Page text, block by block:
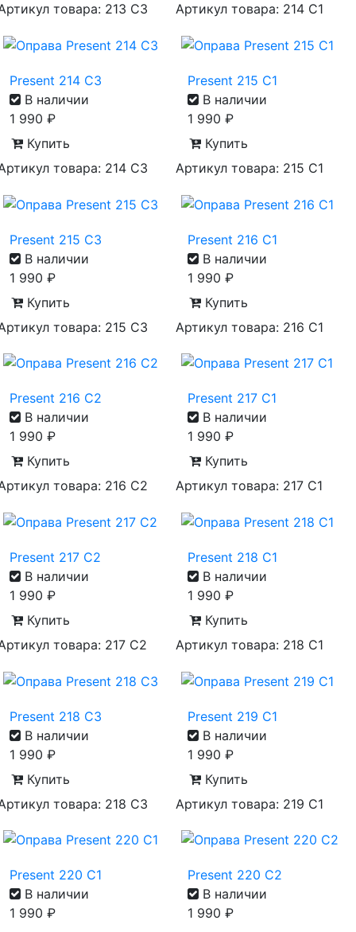
товара: 213 C3
Артикул товара: 214 C1
Present 214 C3
В наличии
1 990 ₽
Купить
товара: 214 C3
Present 215 C1
В наличии
1 990 ₽
Купить
Артикул товара: 215 C1
Present 215 C3
В наличии
1 990 ₽
Купить
товара: 215 C3
Present 216 C1
В наличии
1 990 ₽
Купить
Артикул товара: 216 C1
Present 216 C2
В наличии
1 990 ₽
Купить
товара: 216 C2
Present 217 C1
В наличии
1 990 ₽
Купить
Артикул товара: 217 C1
Present 217 C2
В наличии
1 990 ₽
Купить
товара: 217 C2
Present 218 C1
В наличии
1 990 ₽
Купить
Артикул товара: 218 C1
Present 218 C3
В наличии
1 990 ₽
Купить
товара: 218 C3
Present 219 C1
В наличии
1 990 ₽
Купить
Артикул товара: 219 C1
Present 220 C1
В наличии
1 990 ₽
Present 220 C2
В наличии
1 990 ₽